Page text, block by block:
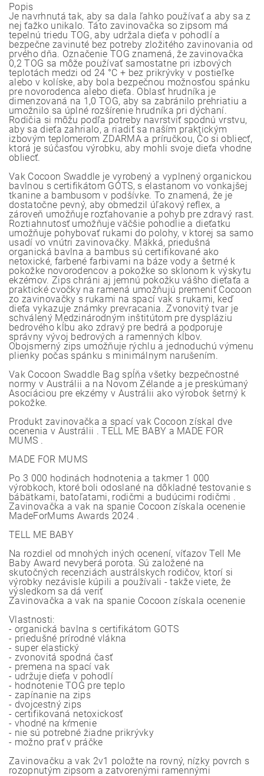
Popis
Je navrhnutá tak, aby sa dala ľahko používať a aby sa z
nej ťažko unikalo. Táto zavinovačka so zipsom má
tepelnú triedu TOG, aby udržala dieťa v pohodlí a
bezpečne zavinuté bez potreby zložitého zavinovania od
prvého dňa. Označenie TOG znamená, že zavinovačka
0,2 TOG sa môže používať samostatne pri izbových
teplotách medzi od 24 °C + bez prikrývky v postieľke
alebo v kolíske, aby bola bezpečnou možnosťou spánku
pre novorodenca alebo dieťa. Oblasť hrudníka je
dimenzovaná na 1,0 TOG, aby sa zabránilo prehriatiu a
umožnilo sa úplné rozšírenie hrudníka pri dýchaní.
Rodičia si môžu podľa potreby navrstviť spodnú vrstvu,
aby sa dieťa zahrialo, a riadiť sa naším praktickým
izbovým teplomerom ZDARMA a príručkou, Čo si obliecť,
ktorá je súčasťou výrobku, aby mohli svoje dieťa vhodne
obliecť.
Vak Cocoon Swaddle je vyrobený a vyplnený organickou
bavlnou s certifikátom GOTS, s elastanom vo vonkajšej
tkanine a bambusom v podšívke. To znamená, že je
dostatočne pevný, aby obmedzil úľakový reflex, a
zároveň umožňuje rozťahovanie a pohyb pre zdravý rast.
Roztiahnutosť umožňuje väčšie pohodlie a dieťatku
umožňuje pohybovať rukami do polohy, v ktorej sa samo
usadí vo vnútri zavinovačky. Mäkká, priedušná
organická bavlna a bambus sú certifikované ako
netoxické, farbené farbivami na báze vody a šetrné k
pokožke novorodencov a pokožke so sklonom k výskytu
ekzémov. Zips chráni aj jemnú pokožku vášho dieťaťa a
praktické cvočky na ramená umožňujú premeniť Cocoon
zo zavinovačky s rukami na spací vak s rukami, keď
dieťa vykazuje známky prevracania. Zvonovitý tvar je
schválený Medzinárodným inštitútom pre dyspláziu
bedrového kĺbu ako zdravý pre bedrá a podporuje
správny vývoj bedrových a ramenných kĺbov.
Obojsmerný zips umožňuje rýchlu a jednoduchú výmenu
plienky počas spánku s minimálnym narušením.
Vak Cocoon Swaddle Bag spĺňa všetky bezpečnostné
normy v Austrálii a na Novom Zélande a je preskúmaný
Asociáciou pre ekzémy v Austrálii ako výrobok šetrný k
pokožke.
Produkt zavinovačka a spací vak Cocoon získal dve
ocenenia v Austrálii . TELL ME BABY a MADE FOR
MUMS .
MADE FOR MUMS
Po 3 000 hodinách hodnotenia a takmer 1 000
výrobkoch, ktoré boli odoslané na dôkladné testovanie s
bábätkami, batoľatami, rodičmi a budúcimi rodičmi .
Zavinovačka a vak na spanie Cocoon získala ocenenie
MadeForMums Awards 2024 .
TELL ME BABY
Na rozdiel od mnohých iných ocenení, víťazov Tell Me
Baby Award nevyberá porota. Sú založené na
skutočných recenziách austrálskych rodičov, ktorí si
výrobky nezávisle kúpili a používali - takže viete, že
výsledkom sa dá veriť
Zavinovačka a vak na spanie Cocoon získala ocenenie
Vlastnosti:
- organická bavlna s certifikátom GOTS
- priedušné prírodné vlákna
- super elastický
- zvonovitá spodná časť
- premena na spací vak
- udržuje dieťa v pohodlí
- hodnotenie TOG pre teplo
- zapínanie na zips
- dvojcestný zips
- certifikovaná netoxickosť
- vhodné na kŕmenie
- nie sú potrebné žiadne prikrývky
- možno prať v práčke
Zavinovačku a vak 2v1 položte na rovný, nízky povrch s
rozopnutým zipsom a zatvorenými ramennými